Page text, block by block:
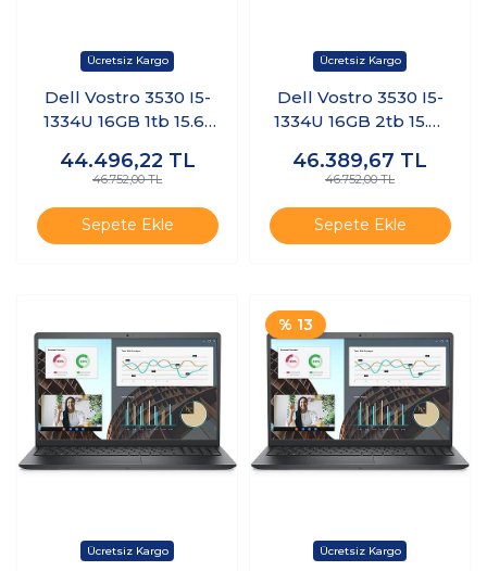
Dell Vostro 3530 I5-
1334U 16GB 1tb 15.6"
N3409PVNB3530U
44.496,22 TL
46.752,00 TL
Sepete Ekle
Dell Vostro 3530 I5-
1334U 16GB 2tb 15.6"
N3409PVNB3530U
46.389,67 TL
46.752,00 TL
Sepete Ekle
% 13